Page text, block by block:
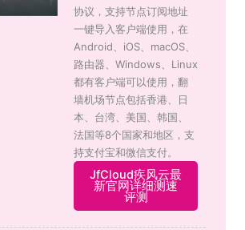
协议，支持节点订阅地址
一键导入客户端使用，在
Android、iOS、macOS、
路由器、Windows、Linux
都有客户端可以使用，翻
墙机场节点包括香港、日
本、台湾、美国、韩国、
法国等8个国家和地区，支
持支付宝和微信支付。
JfCloud疾风云最
新官网详细测速
评测